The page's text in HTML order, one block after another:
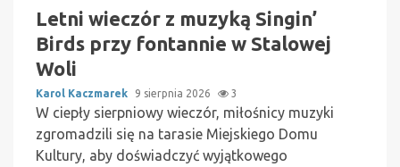
Letni wieczór z muzyką Singin’
Birds przy fontannie w Stalowej
Woli
Karol Kaczmarek 9 sierpnia 2026 3
W ciepły sierpniowy wieczór, miłośnicy muzyki
zgromadzili się na tarasie Miejskiego Domu
Kultury, aby doświadczyć wyjątkowego